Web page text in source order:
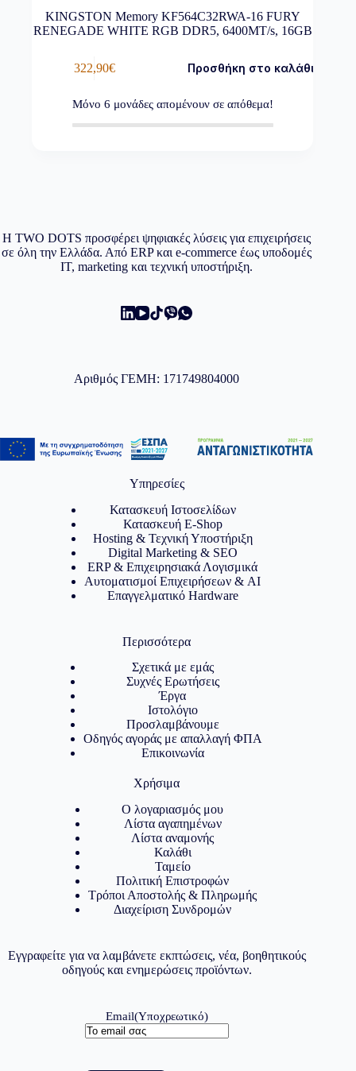
KINGSTON Memory KF564C32RWA-16 FURY
RENEGADE WHITE RGB DDR5, 6400MT/s, 16GB
322,90€ Προσθήκη στο καλάθι
Μόνο 6 μονάδες απομένουν σε απόθεμα!
Η TWO DOTS προσφέρει ψηφιακές λύσεις για επιχειρήσεις
σε όλη την Ελλάδα. Από ERP και e-commerce έως υποδομές
IT, marketing και τεχνική υποστήριξη.
Αριθμός ΓΕΜΗ: 171749804000
Υπηρεσίες
Κατασκευή Ιστοσελίδων
Κατασκευή E-Shop
Hosting & Τεχνική Υποστήριξη
Digital Marketing & SEO
ERP & Επιχειρησιακά Λογισμικά
Αυτοματισμοί Επιχειρήσεων & AI
Επαγγελματικό Hardware
Περισσότερα
Σχετικά με εμάς
Συχνές Ερωτήσεις
Έργα
Ιστολόγιο
Προσλαμβάνουμε
Οδηγός αγοράς με απαλλαγή ΦΠΑ
Επικοινωνία
Χρήσιμα
Ο λογαριασμός μου
Λίστα αγαπημένων
Λίστα αναμονής
Καλάθι
Ταμείο
Πολιτική Επιστροφών
Τρόποι Αποστολής & Πληρωμής
Διαχείριση Συνδρομών
Εγγραφείτε για να λαμβάνετε εκπτώσεις, νέα, βοηθητικούς
οδηγούς και ενημερώσεις προϊόντων.
Email(Υποχρεωτικό)